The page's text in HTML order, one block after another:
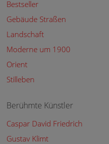
Bestseller
Gebäude Straßen
Landschaft
Moderne um 1900
Orient
Stilleben
Berühmte Künstler
Caspar David Friedrich
Gustav Klimt